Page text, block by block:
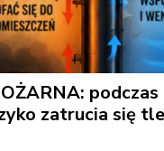
podczas
zatrucia się